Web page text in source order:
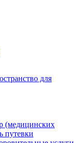
для
(медицинских
путевки